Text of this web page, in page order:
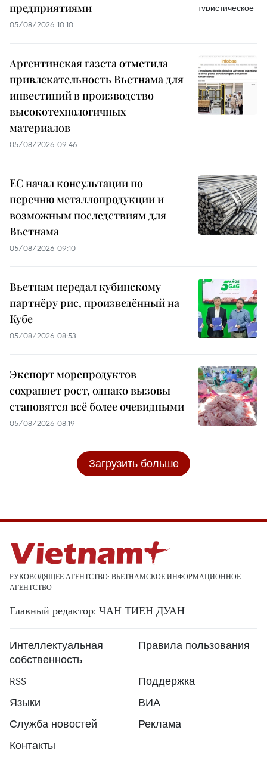
предприятиями
05/08/2026 10:10
Аргентинская газета отметила
привлекательность Вьетнама для
инвестиций в производство
высокотехнологичных
материалов
05/08/2026 09:46
ЕС начал консультации по
перечню металлопродукции и
возможным последствиям для
Вьетнама
05/08/2026 09:10
Вьетнам передал кубинскому
партнёру рис, произведённый на
Кубе
05/08/2026 08:53
Экспорт морепродуктов
сохраняет рост, однако вызовы
становятся всё более очевидными
05/08/2026 08:19
Загрузить больше
РУКОВОДЯЩЕЕ АГЕНТСТВО: ВЬЕТНАМСКОЕ ИНФОРМАЦИОННОЕ
АГЕНТСТВО
Главный редактор: ЧАН ТИЕН ДУАН
Интеллектуальная
собственность
Правила пользования
RSS
Поддержка
Языки
ВИА
Служба новостей
Реклама
Контакты